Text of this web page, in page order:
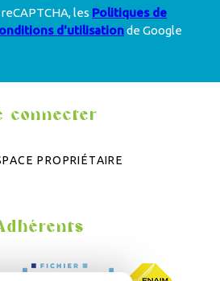
les Politiques de
d'utilisationde Google
connecter
PROPRIÉTAIRE